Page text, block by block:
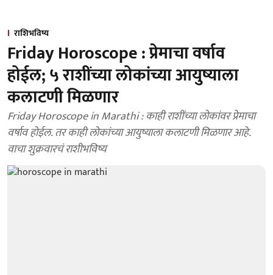
राशिभविष्य
Friday Horoscope : प्रेमाचा वर्षाव
होईल; ५ राशींच्या लोकांच्या आयुष्याला
कलाटणी मिळणार
Friday Horoscope in Marathi : काही राशींच्या लोकांवर प्रेमाचा
वर्षाव होईल. तर काही लोकांच्या आयुष्याला कलाटणी मिळणार आहे.
वाचा शुक्रवारचं राशीभविष्य